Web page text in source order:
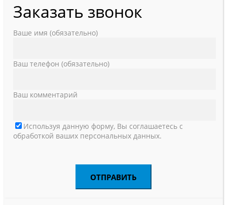
Заказать звонок
Ваше имя (обязательно)
Ваш телефон (обязательно)
Ваш комментарий
Используя данную форму, Вы соглашаетесь с
обработкой ваших персональных данных.